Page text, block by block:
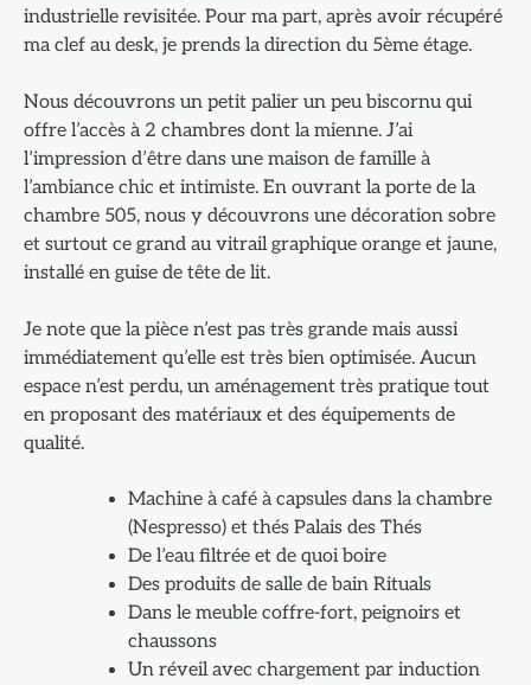
industrielle revisitée. Pour ma part, après avoir récupéré
ma clef au desk, je prends la direction du 5ème étage.
Nous découvrons un petit palier un peu biscornu qui
offre l’accès à 2 chambres dont la mienne. J’ai
l’impression d’être dans une maison de famille à
l’ambiance chic et intimiste. En ouvrant la porte de la
chambre 505, nous y découvrons une décoration sobre
et surtout ce grand au vitrail graphique orange et jaune,
installé en guise de tête de lit.
Je note que la pièce n’est pas très grande mais aussi
immédiatement qu’elle est très bien optimisée. Aucun
espace n’est perdu, un aménagement très pratique tout
en proposant des matériaux et des équipements de
qualité.
Machine à café à capsules dans la chambre
(Nespresso) et thés Palais des Thés
De l’eau filtrée et de quoi boire
Des produits de salle de bain Rituals
Dans le meuble coffre-fort, peignoirs et
chaussons
Un réveil avec chargement par induction